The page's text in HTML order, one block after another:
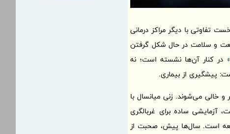
تفاوتی با دیگر مراکز درمانی
و سلامت در حال شکل گرفتن
» در کنار آن‌ها نشسته است؛ نه
پیشگیری از بیماری.
و خالی می‌شوند. زنی میانسال با
ساده برای غربالگری
است. سال‌ها پیش، صحبت از